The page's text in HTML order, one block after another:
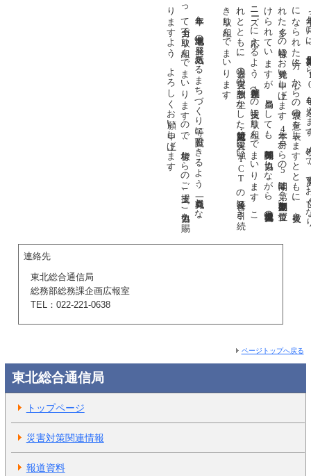
月には
に
れ
本年
4
月からの
5
年間は「第
2
期復興・創生期間」と
位置づ
け ら
れ
て
い
ま
す
が
、
当局と
し
て
も
、
関係機関等と
協力し
な
が
ら
、
原子力災害被災地域の
ニ ーズ
に
応え
る
よ
う
、
復興・創生へ
の
支援に
取り
組ん
で
ま
い
り
ま
す
。
こ
れ と
と
も
に
、
過去の
災害の
教訓を
生か
し
た
防災・減災対策、
災害に
強い
I
C
T
の
普及等に
引き
続
き
取り
組ん
で
ま
い
り
ま
す
。
本年も
、
東北地域の
発展、
活気あ
る
ま
ち
づ
く
り
等に
貢献で
き
る
よ
う
、
職員一丸と
な
っ
て
全力で
取り
組ん
で
ま
い
り
ま
す
の
で
、
皆様か
ら
の
ご
支援、
ご
協力を
賜
り
ま
す
よ
う
、
よ
ろ
し
く
お
願い
申し
上げ
ま
す
。
連絡先
東北総合通信局
総務部総務課企画広報室
TEL：022-221-0638
ページトップへ戻る
東北総合通信局
トップページ
災害対策関連情報
報道資料